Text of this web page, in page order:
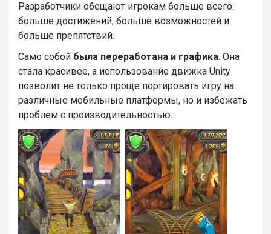
Разработчики обещают игрокам больше всего:
больше достижений, больше возможностей и
больше препятствий.
Само собой была переработана и графика. Она
стала красивее, а использование движка Unity
позволит не только проще портировать игру на
различные мобильные платформы, но и избежать
проблем с производительностью.